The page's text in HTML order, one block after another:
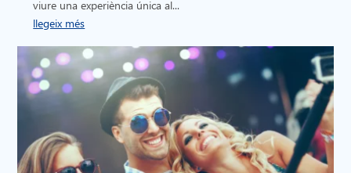
viure una experiència única al...
llegeix més